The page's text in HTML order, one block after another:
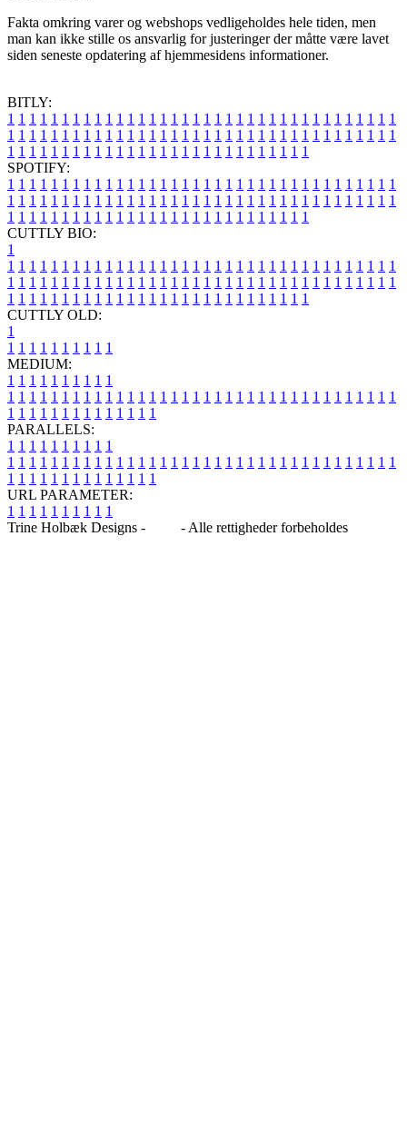
Fakta omkring varer og webshops vedligeholdes hele tiden, men
man kan ikke stille os ansvarlig for justeringer der måtte være lavet
siden seneste opdatering af hjemmesidens informationer.
BITLY:
1 1 1 1 1 1 1 1 1 1 1 1 1 1 1 1 1 1 1 1 1 1 1 1 1 1 1 1 1 1 1 1 1 1 1 1
1 1 1 1 1 1 1 1 1 1 1 1 1 1 1 1 1 1 1 1 1 1 1 1 1 1 1 1 1 1 1 1 1 1 1 1
1 1 1 1 1 1 1 1 1 1 1 1 1 1 1 1 1 1 1 1 1 1 1 1 1 1 1 1
SPOTIFY:
1 1 1 1 1 1 1 1 1 1 1 1 1 1 1 1 1 1 1 1 1 1 1 1 1 1 1 1 1 1 1 1 1 1 1 1
1 1 1 1 1 1 1 1 1 1 1 1 1 1 1 1 1 1 1 1 1 1 1 1 1 1 1 1 1 1 1 1 1 1 1 1
1 1 1 1 1 1 1 1 1 1 1 1 1 1 1 1 1 1 1 1 1 1 1 1 1 1 1 1
CUTTLY BIO:
1
1 1 1 1 1 1 1 1 1 1 1 1 1 1 1 1 1 1 1 1 1 1 1 1 1 1 1 1 1 1 1 1 1 1 1 1
1 1 1 1 1 1 1 1 1 1 1 1 1 1 1 1 1 1 1 1 1 1 1 1 1 1 1 1 1 1 1 1 1 1 1 1
1 1 1 1 1 1 1 1 1 1 1 1 1 1 1 1 1 1 1 1 1 1 1 1 1 1 1 1
CUTTLY OLD:
1
1 1 1 1 1 1 1 1 1 1
MEDIUM:
1 1 1 1 1 1 1 1 1 1
1 1 1 1 1 1 1 1 1 1 1 1 1 1 1 1 1 1 1 1 1 1 1 1 1 1 1 1 1 1 1 1 1 1 1 1
1 1 1 1 1 1 1 1 1 1 1 1 1 1
PARALLELS:
1 1 1 1 1 1 1 1 1 1
1 1 1 1 1 1 1 1 1 1 1 1 1 1 1 1 1 1 1 1 1 1 1 1 1 1 1 1 1 1 1 1 1 1 1 1
1 1 1 1 1 1 1 1 1 1 1 1 1 1
URL PARAMETER:
1 1 1 1 1 1 1 1 1 1
Trine Holbæk Designs -
- Alle rettigheder forbeholdes